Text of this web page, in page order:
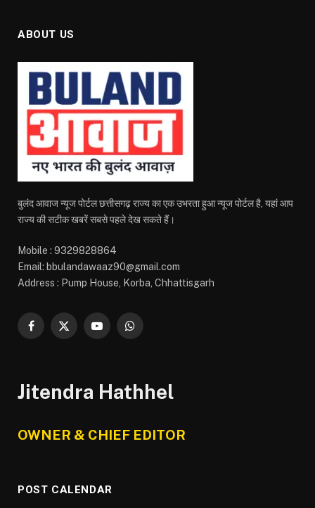
ABOUT US
बुलंद आवाज न्यूज पोर्टल छत्तीसगढ़ राज्य का एक उभरता हुआ न्यूज पोर्टल है, यहां आप
राज्य की सटीक खबरें सबसे पहले देख सकते हैं।
Mobile : 9329828864
Email: bbulandawaaz90@gmail.com
Address : Pump House, Korba, Chhattisgarh
Facebook
X
YouTubeWhatsApp
Jitendra Hathhel
OWNER & CHIEF EDITOR
POST CALENDAR